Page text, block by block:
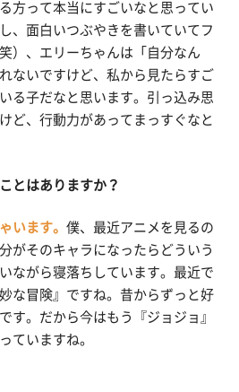
方って本当にすごいなと思ってい
、面白いつぶやきを書いていてフ
）、エリーちゃんは「自分なん
ないですけど、私から見たらすご
る子だなと思います。引っ込み思
ど、行動力があってまっすぐなと
とはありますか？
います。 僕、最近アニメを見るの
がそのキャラになったらどういう
ながら寝落ちしています。最近で
な冒険』ですね。昔からずっと好
す。だから今はもう『ジョジョ』
ていますね。